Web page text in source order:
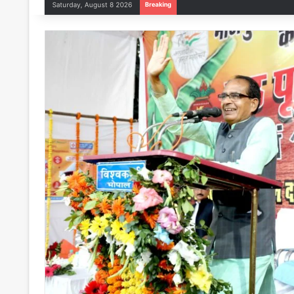
Saturday, August 8 2026 Breaking